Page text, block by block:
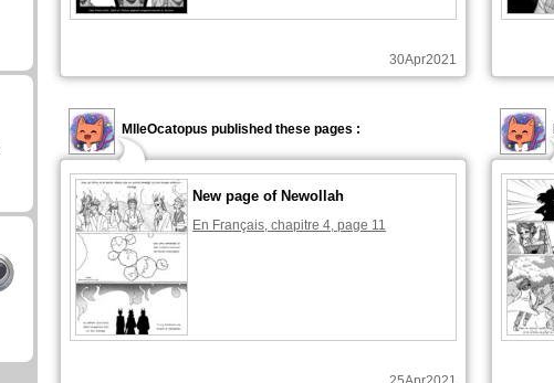
30Apr2021
MlleOcatopus published these pages :
New page of Newollah
En Français, chapitre 4, page 11